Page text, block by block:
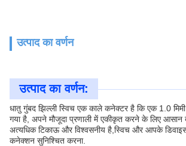
उत्पाद का वर्णन
उत्पाद का वर्णन:
धातु गुंबद झिल्ली स्विच एक काले कनेक्टर है कि एक 1.0
गया है, अपने मौजूदा प्रणाली में एकीकृत करने के लिए आसान
अत्यधिक टिकाऊ और विश्वसनीय है,स्विच और आपके
कनेक्शन सुनिश्चित करना.